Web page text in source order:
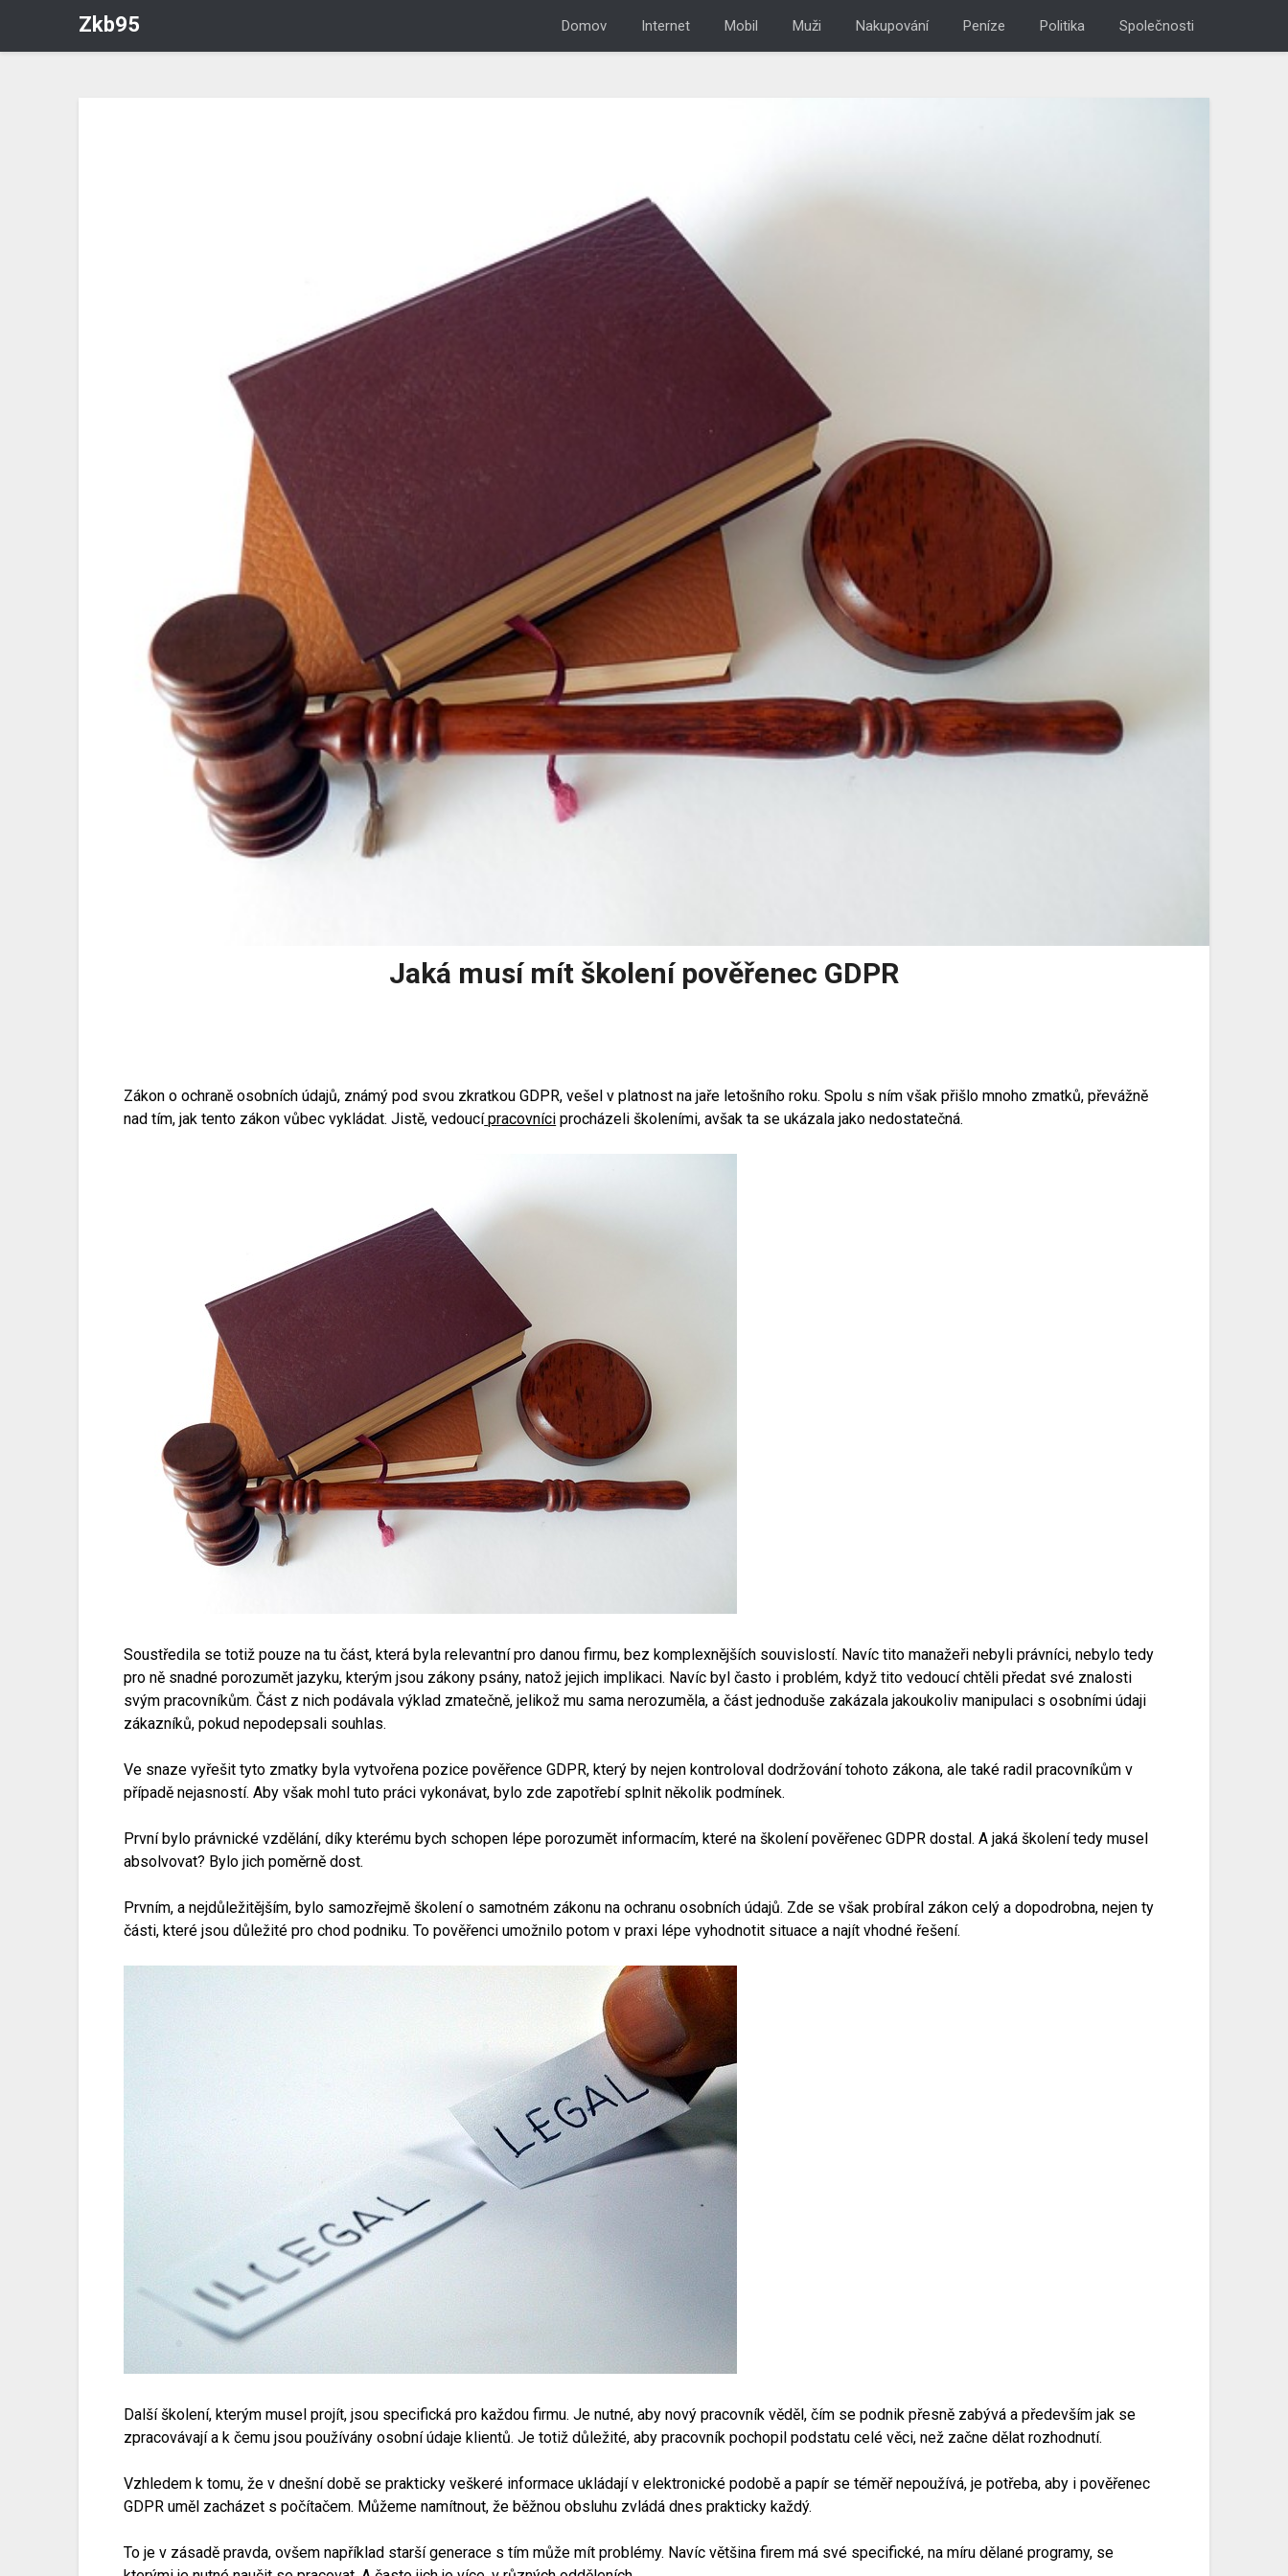
Zkb95 Domov Internet Mobil Muži Nakupování Peníze Politika Společnosti
Jaká musí mít školení pověřenec GDPR
Zákon o ochraně osobních údajů, známý pod svou zkratkou GDPR, vešel v platnost na jaře letošního roku. Spolu s ním však přišlo mnoho zmatků, převážně
nad tím, jak tento zákon vůbec vykládat. Jistě, vedoucípracovníci procházeli školeními, avšak ta se ukázala jako nedostatečná.
Soustředila se totiž pouze na tu část, která byla relevantní pro danou firmu, bez komplexnějších souvislostí. Navíc tito manažeři nebyli právníci, nebylo tedy
pro ně snadné porozumět jazyku, kterým jsou zákony psány, natož jejich implikaci. Navíc byl často i problém, když tito vedoucí chtěli předat své znalosti
svým pracovníkům. Část z nich podávala výklad zmatečně, jelikož mu sama nerozuměla, a část jednoduše zakázala jakoukoliv manipulaci s osobními údaji
zákazníků, pokud nepodepsali souhlas.
Ve snaze vyřešit tyto zmatky byla vytvořena pozice pověřence GDPR, který by nejen kontroloval dodržování tohoto zákona, ale také radil pracovníkům v
případě nejasností. Aby však mohl tuto práci vykonávat, bylo zde zapotřebí splnit několik podmínek.
První bylo právnické vzdělání, díky kterému bych schopen lépe porozumět informacím, které naškolení pověřenec GDPR dostal. A jaká školení tedy musel
absolvovat? Bylo jich poměrně dost.
Prvním, a nejdůležitějším, bylo samozřejmě školení o samotném zákonu na ochranu osobních údajů. Zde se však probíral zákon celý a dopodrobna, nejen ty
části, které jsou důležité pro chod podniku. To pověřenci umožnilo potom v praxi lépe vyhodnotit situace a najít vhodné řešení.
Další školení, kterým musel projít, jsou specifická pro každou firmu. Je nutné, aby nový pracovník věděl, čím se podnik přesně zabývá a především jak se
zpracovávají a k čemu jsou používány osobní údaje klientů. Je totiž důležité, aby pracovník pochopil podstatu celé věci, než začne dělat rozhodnutí.
Vzhledem k tomu, že v dnešní době se prakticky veškeré informace ukládají v elektronické podobě a papír se téměř nepoužívá, je potřeba, aby i pověřenec
GDPR uměl zacházet s počítačem. Můžeme namítnout, že běžnou obsluhu zvládá dnes prakticky každý.
To je v zásadě pravda, ovšem například starší generace s tím může mít problémy. Navíc většina firem má své specifické, na míru dělané programy, se